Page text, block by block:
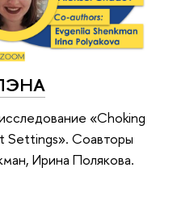
«Choking
Settings». Соавторы
Ирина Полякова.